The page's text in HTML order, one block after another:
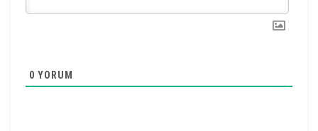
0 YORUM